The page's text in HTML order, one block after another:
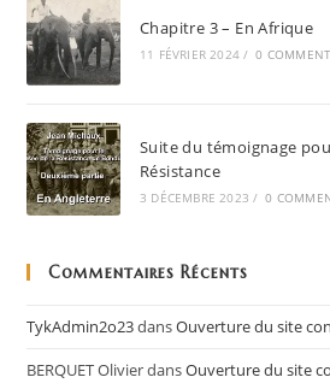
Chapitre 3 – En Afrique
11 FÉVRIER 2024 / 0
Suite du témoignage
Résistance
3 DÉCEMBRE 2023 / 0
Commentaires Récents
TykAdmin2o23dansOuverture du site
BERQUET OlivierdansOuverture du site